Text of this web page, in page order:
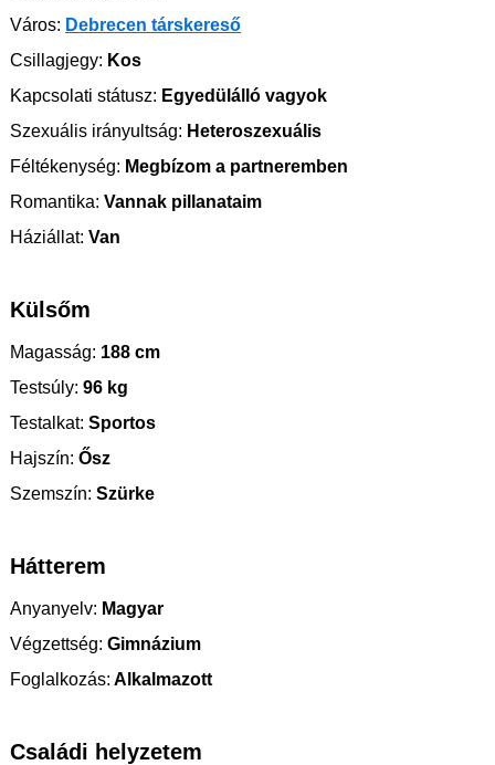
Város: Debrecen társkereső
Csillagjegy: Kos
Kapcsolati státusz: Egyedülálló vagyok
Szexuális irányultság: Heteroszexuális
Féltékenység: Megbízom a partneremben
Romantika: Vannak pillanataim
Háziállat: Van
Külsőm
Magasság: 188 cm
Testsúly: 96 kg
Testalkat: Sportos
Hajszín: Ősz
Szemszín: Szürke
Hátterem
Anyanyelv: Magyar
Végzettség: Gimnázium
Foglalkozás: Alkalmazott
Családi helyzetem